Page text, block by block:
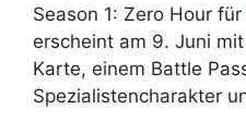
Season 1: Zero Hour für
erscheint am 9. Juni
Karte, einem Battle
Spezialistencharakter